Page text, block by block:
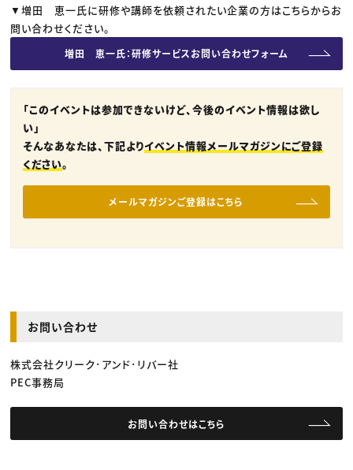
▼増田 恵一氏に研修や講師を依頼されたい企業の方はこちらからお
問い合わせください。
増田 恵一氏：研修サービスお問い合わせフォーム
「このイベントは参加できないけど、今後のイベント情報は欲し
い」
そんなあなたは、下記よりイベント情報メールマガジンにご登録
ください。
メールマガジンご登録はこちら
お問い合わせ
株式会社クリーク･アンド･リバー社
PEC事務局
お問い合わせはこちら